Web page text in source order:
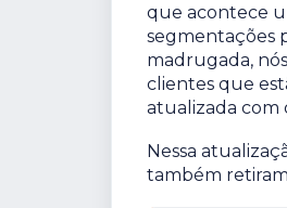
que acontece
segmentações
madrugada,
clientes que
atualizada com
Nessa
também